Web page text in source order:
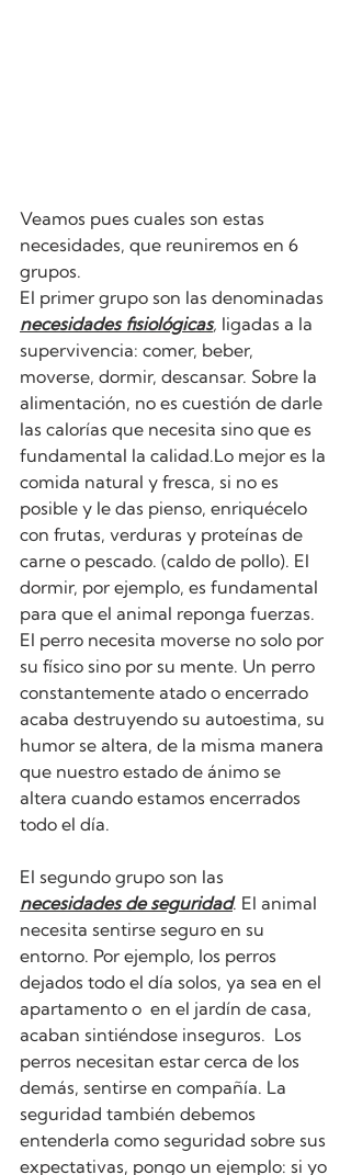
Veamos pues cuales son estas
necesidades, que reuniremos en 6
grupos.
El primer grupo son las denominadas
necesidades fisiológicas, ligadas a la
supervivencia: comer, beber,
moverse, dormir, descansar. Sobre la
alimentación, no es cuestión de darle
las calorías que necesita sino que es
fundamental la calidad.Lo mejor es la
comida natural y fresca, si no es
posible y le das pienso, enriquécelo
con frutas, verduras y proteínas de
carne o pescado. (caldo de pollo). El
dormir, por ejemplo, es fundamental
para que el animal reponga fuerzas.
El perro necesita moverse no solo por
su físico sino por su mente. Un perro
constantemente atado o encerrado
acaba destruyendo su autoestima, su
humor se altera, de la misma manera
que nuestro estado de ánimo se
altera cuando estamos encerrados
todo el día.
El segundo grupo son las
necesidades de seguridad. El animal
necesita sentirse seguro en su
entorno. Por ejemplo, los perros
dejados todo el día solos, ya sea en el
apartamento o  en el jardín de casa,
acaban sintiéndose inseguros.  Los
perros necesitan estar cerca de los
demás, sentirse en compañía. La
seguridad también debemos
entenderla como seguridad sobre sus
expectativas, pongo un ejemplo: si yo